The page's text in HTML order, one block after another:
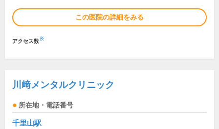
この医院の詳細をみる
アクセス数※
川﨑メンタルクリニック
所在地・電話番号
千里山駅